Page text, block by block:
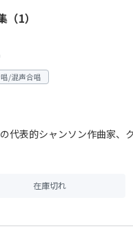
1）
/混声合唱
代表的シャンソン作曲家、
在庫切れ